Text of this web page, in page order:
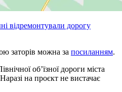
відремонтували дорогу
заторів можна за посиланням.
об’їзної дороги міста
на проєкт не вистачає